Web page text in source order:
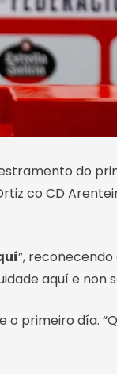
do
co CD
”,
aquí e non
o primeiro día.